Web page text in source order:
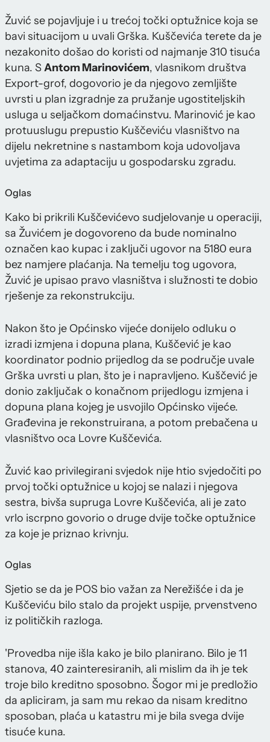
Žuvić se pojavljuje i u trećoj točki optužnice koja se
bavi situacijom u uvali Grška. Kuščevića terete da je
nezakonito došao do koristi od najmanje 310 tisuća
kuna. SAntom Marinovićem, vlasnikom društva
Export-grof, dogovorio je da njegovo zemljište
uvrsti u plan izgradnje za pružanje ugostiteljskih
usluga u seljačkom domaćinstvu. Marinović je kao
protuuslugu prepustio Kuščeviću vlasništvo na
dijelu nekretnine s nastambom koja udovoljava
uvjetima za adaptaciju u gospodarsku zgradu.
Oglas
Kako bi prikrili Kuščevićevo sudjelovanje u operaciji,
sa Žuvićem je dogovoreno da bude nominalno
označen kao kupac i zaključi ugovor na 5180 eura
bez namjere plaćanja. Na temelju tog ugovora,
Žuvić je upisao pravo vlasništva i služnosti te dobio
rješenje za rekonstrukciju.
Nakon što je Općinsko vijeće donijelo odluku o
izradi izmjena i dopuna plana, Kuščević je kao
koordinator podnio prijedlog da se područje uvale
Grška uvrsti u plan, što je i napravljeno. Kuščević je
donio zaključak o konačnom prijedlogu izmjena i
dopuna plana kojeg je usvojilo Općinsko vijeće.
Građevina je rekonstruirana, a potom prebačena u
vlasništvo oca Lovre Kuščevića.
Žuvić kao privilegirani svjedok nije htio svjedočiti po
prvoj točki optužnice u kojoj se nalazi i njegova
sestra, bivša supruga Lovre Kuščevića, ali je zato
vrlo iscrpno govorio o druge dvije točke optužnice
za koje je priznao krivnju.
Oglas
Sjetio se da je POS bio važan za Nerežišće i da je
Kuščeviću bilo stalo da projekt uspije, prvenstveno
iz političkih razloga.
'Provedba nije išla kako je bilo planirano. Bilo je 11
stanova, 40 zainteresiranih, ali mislim da ih je tek
troje bilo kreditno sposobno. Šogor mi je predložio
da apliciram, ja sam mu rekao da nisam kreditno
sposoban, plaća u katastru mi je bila svega dvije
tisuće kuna.